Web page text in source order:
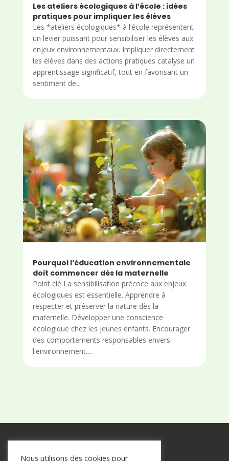
Les ateliers écologiques à l’école : idées
pratiques pour impliquer les élèves
Les *ateliers écologiques* à l’école représentent
un levier puissant pour sensibiliser les élèves aux
enjeux environnementaux. Impliquer directement
les élèves dans des actions pratiques catalyse un
apprentissage significatif, tout en favorisant un
sentiment de...
Pourquoi l’éducation environnementale
doit commencer dès la maternelle
Point clé La sensibilisation précoce aux enjeux
écologiques est essentielle. Apprendre à
respecter et préserver la nature dès la
maternelle. Développer une conscience
écologique chez les jeunes enfants. Encourager
des comportements responsables envers
l'environnement....
Copyright © 2026Cvital
Nous utilisons des cookies pour